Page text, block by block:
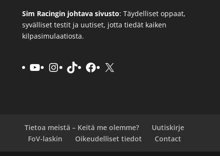
Sim Racingin johtava sivusto: Täydelliset oppaat,
syvälliset testit ja uutiset, jotta tiedät kaiken
kilpasimulaatiosta.
YouTube
Instagram
TikTokFacebook
X
Tietoa meistä – Keitä me olemme?
Uutiskirje
FoV-laskin
Oikeudelliset tiedot Contact